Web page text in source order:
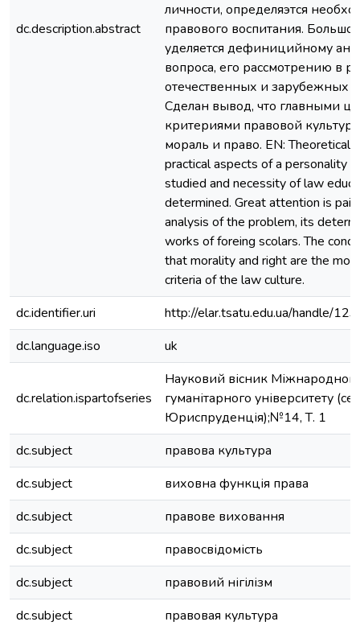
dc.description.abstract
личности, определяэтся
правового воспитания.
уделяется дефиницийному
вопроса, его рассмотрению в
отечественных и зарубежных
Сделан вывод, что главными
критериями правовой
мораль и право. EN: Theoretical
practical aspects of a personality
studied and necessity of law
determined. Great attention is
analysis of the problem, its
works of foreing scolars. The
that morality and right are the
criteria of the law culture.
dc.identifier.uri
http://elar.tsatu.edu.ua/handle/
dc.language.iso
uk
dc.relation.ispartofseries
Науковий вісник
гуманітарного університету
Юриспруденція);№14, Т. 1
dc.subject
правова культура
dc.subject
виховна функція права
dc.subject
правове виховання
dc.subject
правосвідомість
dc.subject
правовий нігілізм
dc.subject
правовая культура